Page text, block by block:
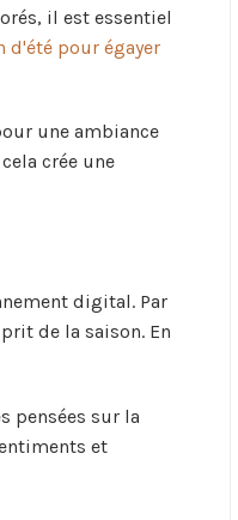
il est essentiel
d'été pour égayer
une ambiance
crée une
digital. Par
de la saison. En
pensées sur la
et